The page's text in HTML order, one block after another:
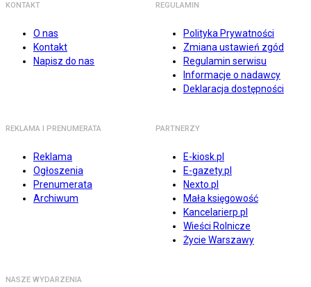
KONTAKT
O nas
Kontakt
Napisz do nas
REGULAMIN
Polityka Prywatności
Zmiana ustawień zgód
Regulamin serwisu
Informacje o nadawcy
Deklaracja dostępności
REKLAMA I PRENUMERATA
Reklama
Ogłoszenia
Prenumerata
Archiwum
PARTNERZY
E-kiosk.pl
E-gazety.pl
Nexto.pl
Mała księgowość
Kancelarierp.pl
Wieści Rolnicze
Życie Warszawy
NASZE WYDARZENIA